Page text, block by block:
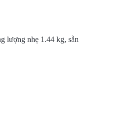
lượng nhẹ 1.44 kg, sẵn